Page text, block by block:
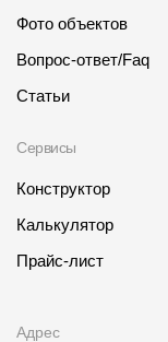
Фото объектов
Вопрос-ответ/Faq
Статьи
Сервисы
Конструктор
Калькулятор
Прайс-лист
Адрес